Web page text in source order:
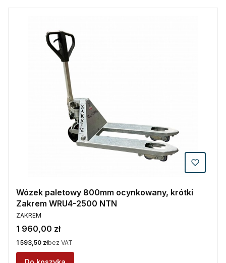
Wózek paletowy 800mm ocynkowany, krótki
Zakrem WRU4-2500 NTN
PRODUCENT
ZAKREM
Cena
1 960,00 zł
Cena
1 593,50 złbez VAT